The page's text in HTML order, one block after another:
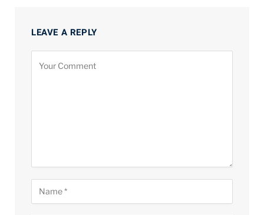
LEAVE A REPLY